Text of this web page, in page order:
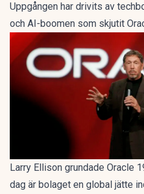
Uppgången har drivits av
och AI-boomen som skjutit
Larry Ellison grundade Oracle
dag är bolaget en global jätte